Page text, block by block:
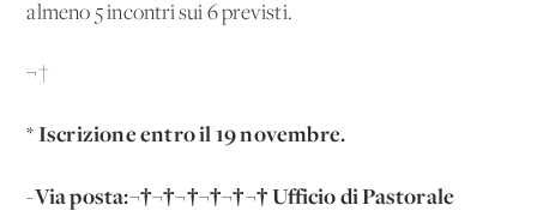
almeno 5 incontri sui 6 previsti.
¬†
* Iscrizione entro il 19 novembre.
-Via posta:¬†¬†¬†¬†¬†¬† Ufficio di Pastorale